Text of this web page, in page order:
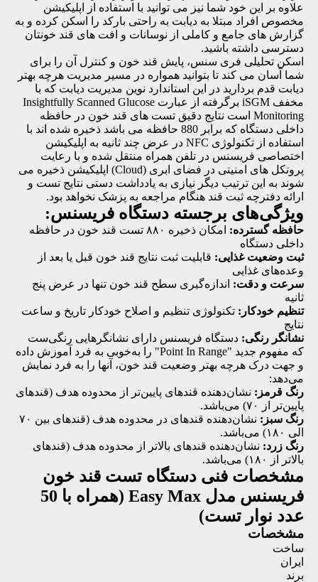
علاوه بر این خود شما نیز می توانید با استفاده از اپلیکیشن
مخصوص افراد مبتلا به دیابت به راحتی بارکد را اسکن کرده و به
گزارش ‏های جامع و کاملی از نوسانات و افت ‏های قند خونتان
دسترسی داشته باشید.
اسکن تحلیلی فری سنس، پایش قند خون و کنترل آن را برای
شما آسان می کند تا بتوانید همواره در مسیر مدیریت هرچه بهتر
دیابت قدم بردارید در این استاندارد نوین مدیریت دیابت که با
مخفف iSGM برگرفته از عبارت Insightfully Scanned Glucose
Monitoring است نتایج دقیق تست‏ های قند خون در حافظه
داخلی دستگاه که برابر 880 حافظه می باشد ذخیره شده اند با
استفاده از تکنولوژی NFC در عرض چند ثانیه به اپلیکیشن
اختصاصی فریسنس در تلفن همراه منتقل شده و با رعایت
پروتکل ‏های امنیتی در فضای ابری (Cloud) اپلیکیشن ذخیره می‏
شوند به این ترتیب دیگر نیازی به یادداشت دستی نتایج تست و
ارائه دفترچه ثبت قند هنگام مراجعه به پزشک نخواهد بود.
ویژگی‌های برجسته دستگاه فریسنس:
حافظه گسترده:
امکان ذخیره ۸۸۰ تست قند خون در حافظه
داخلی دستگاه
ثبت وضعیت غذایی: قابلیت ثبت نتایج قند خون قبل یا بعد از
وعده‌های غذایی
سرعت و دقت: اندازه‌گیری سطح قند خون تنها در عرض پنج
ثانیه
تنظیم خودکار: تکنولوژی تنظیم و اصلاح خودکار تاریخ و ساعت
نتایج
نشانگر رنگی: دستگاه فریسنس دارای نشانگرهایی رنگی‌ست
که مفهوم جدید "Point In Range" را به‌خوبی به فرد آموزش داده
و جهت درک هرچه بهتر وضعیت قند خون، آنها را به فرد نمایش
می‌دهد:
رنگ قرمز: نشان‌دهنده قندهای پایین‌تر از محدوده هدف (قندهای
پایین‌تر از ۷۰) می‌باشد.
رنگ سبز:
نشان‌دهنده قندهای در محدوده هدف (قندهای بین ۷۰
الی ۱۸۰) می‌باشد.
رنگ زرد: نشان‌دهنده قندهای بالاتر از محدوده هدف (قندهای
بالاتر از ۱۸۰) می‌باشد.
مشخصات فنی دستگاه تست قند خون
فریسنس مدل Easy Max (همراه با 50
عدد نوار تست)
مشخصات
ساخت
ایران
برند